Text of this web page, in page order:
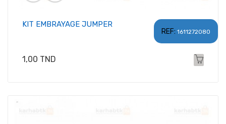
REF: 1611272080
KIT EMBRAYAGE JUMPER
Prix
1,00 TND